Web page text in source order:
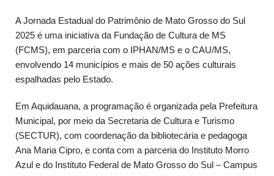
A Jornada Estadual do Patrimônio de Mato Grosso do Sul
2025 é uma iniciativa da Fundação de Cultura de MS
(FCMS), em parceria com o IPHAN/MS e o CAU/MS,
envolvendo 14 municípios e mais de 50 ações culturais
espalhadas pelo Estado.
Em Aquidauana, a programação é organizada pela Prefeitura
Municipal, por meio da Secretaria de Cultura e Turismo
(SECTUR), com coordenação da bibliotecária e pedagoga
Ana Maria Cipro, e conta com a parceria do Instituto Morro
Azul e do Instituto Federal de Mato Grosso do Sul – Campus